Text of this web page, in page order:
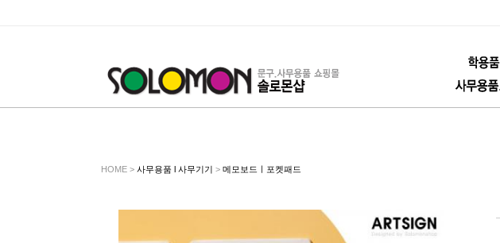
HOME > 사무용품 l 사무기기 > 메모보드ㅣ포켓패드